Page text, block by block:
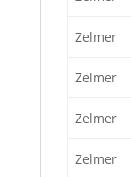
Zelmer
Zelmer
Zelmer
Zelmer